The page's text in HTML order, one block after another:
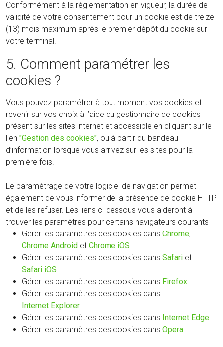
Conformément à la réglementation en vigueur, la durée de
validité de votre consentement pour un cookie est de treize
(13) mois maximum après le premier dépôt du cookie sur
votre terminal.
5. Comment paramétrer les
cookies ?
Vous pouvez paramétrer à tout moment vos cookies et
revenir sur vos choix à l’aide du gestionnaire de cookies
présent sur les sites internet et accessible en cliquant sur le
lien "Gestion des cookies", ou à partir du bandeau
d’information lorsque vous arrivez sur les sites pour la
première fois.
Le paramétrage de votre logiciel de navigation permet
également de vous informer de la présence de cookie HTTP
et de les refuser. Les liens ci-dessous vous aideront à
trouver les paramètres pour certains navigateurs courants
Gérer les paramètres des cookies dans Chrome,
Chrome Android et Chrome iOS.
Gérer les paramètres des cookies dans Safari et
Safari iOS.
Gérer les paramètres des cookies dans Firefox.
Gérer les paramètres des cookies dans
Internet Explorer.
Gérer les paramètres des cookies dans Internet Edge.
Gérer les paramètres des cookies dans Opera.